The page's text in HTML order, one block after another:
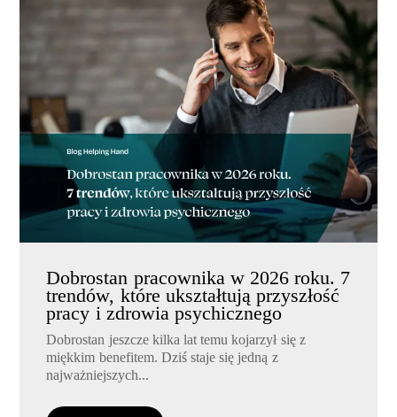
Dobrostan pracownika w 2026 roku. 7
trendów, które ukształtują przyszłość
pracy i zdrowia psychicznego
Dobrostan jeszcze kilka lat temu kojarzył się z
miękkim benefitem. Dziś staje się jedną z
najważniejszych...